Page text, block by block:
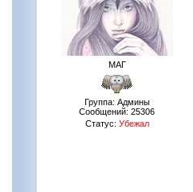
МАГ
Группа: Админы
Сообщений: 25306
Статус: Убежал